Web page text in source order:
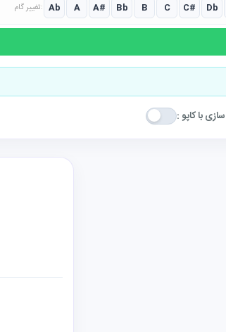
تغییر گام: Ab A A# Bb B C C# Db
با کاپو :